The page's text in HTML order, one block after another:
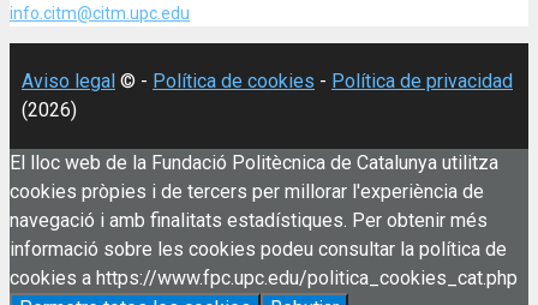
info.citm@citm.upc.edu
Aviso legal © - Política de cookies - Política de privacidad
(2026)
El lloc web de la Fundació Politècnica de Catalunya utilitza
cookies pròpies i de tercers per millorar l'experiència de
navegació i amb finalitats estadístiques. Per obtenir més
informació sobre les cookies podeu consultar la política de
cookies a https://www.fpc.upc.edu/politica_cookies_cat.php